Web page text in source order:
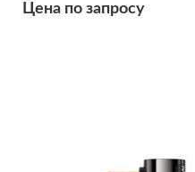
Цена по запросу